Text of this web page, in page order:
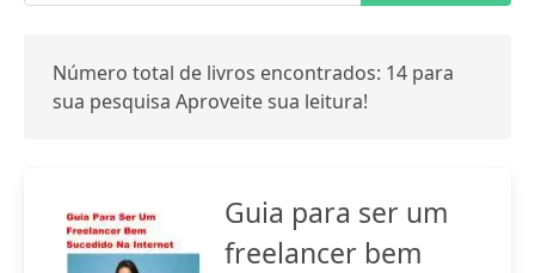
Número total de livros encontrados: 14 para
sua pesquisa Aproveite sua leitura!
Guia para ser um
freelancer bem